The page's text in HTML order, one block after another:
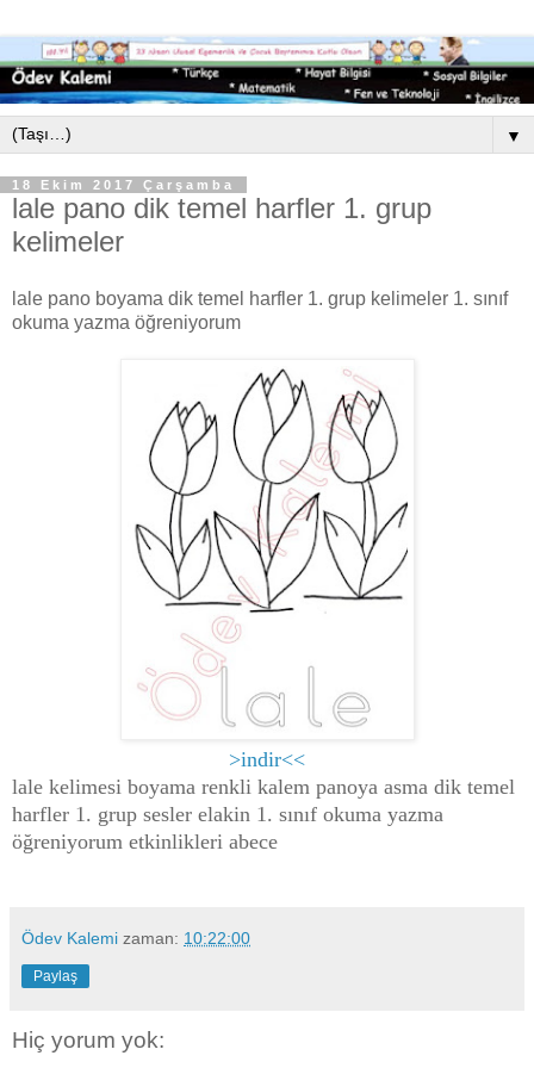
▼
18 Ekim 2017 Çarşamba
lale pano dik temel harfler 1. grup
kelimeler
lale pano boyama dik temel harfler 1. grup kelimeler 1. sınıf
okuma yazma öğreniyorum
>indir<<
lale kelimesi boyama renkli kalem panoya asma dik temel
harfler 1. grup sesler elakin 1. sınıf okuma yazma
öğreniyorum etkinlikleri abece
Ödev Kalemi zaman: 10:22:00
Paylaş
Hiç yorum yok: